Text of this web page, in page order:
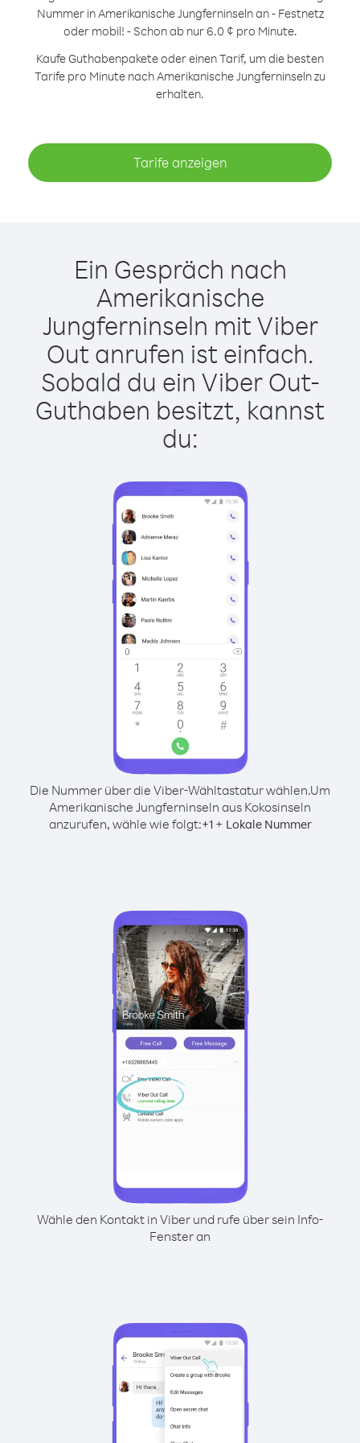
Nummer in Amerikanische Jungferninseln an - Festnetz
oder mobil! - Schon ab nur 6.0 ¢ pro Minute.
Kaufe Guthabenpakete oder einen Tarif, um die besten
Tarife pro Minute nach Amerikanische Jungferninseln zu
erhalten.
Tarife anzeigen
Ein Gespräch nach
Amerikanische
Jungferninseln mit Viber
Out anrufen ist einfach.
Sobald du ein Viber Out-
Guthaben besitzt, kannst
du:
Die Nummer über die Viber-Wähltastatur wählen.Um
Amerikanische Jungferninseln aus Kokosinseln
anzurufen, wähle wie folgt:+1+ Lokale Nummer
Wähle den Kontakt in Viber und rufe über sein Info-
Fenster an